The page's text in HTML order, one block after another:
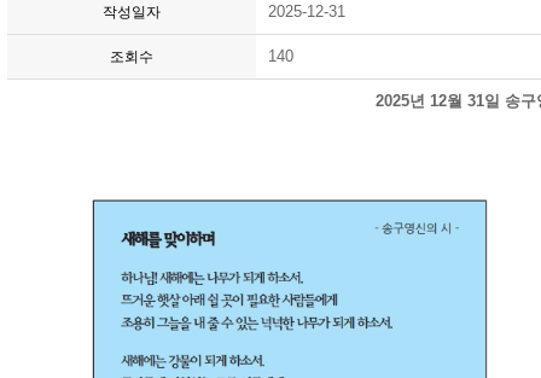
작성일자 2025-12-31
조회수 140
2025년 12월 31일 송